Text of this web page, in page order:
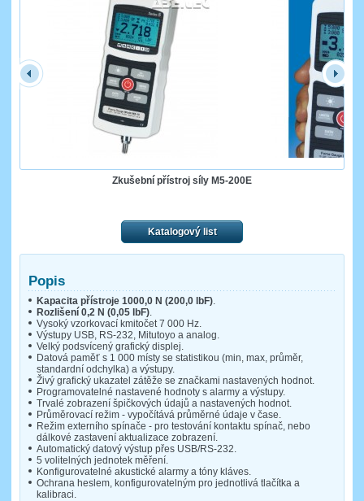
Zkušební přístroj síly M5-200E
Katalogový list
Popis
Kapacita přístroje 1000,0 N (200,0 lbF).
Rozlišení 0,2 N (0,05 lbF).
Vysoký vzorkovací kmitočet 7 000 Hz.
Výstupy USB, RS-232, Mitutoyo a analog.
Velký podsvícený grafický displej.
Datová paměť s 1 000 místy se statistikou (min, max, průměr,
standardní odchylka) a výstupy.
Živý grafický ukazatel zátěže se značkami nastavených hodnot.
Programovatelné nastavené hodnoty s alarmy a výstupy.
Trvalé zobrazení špičkových údajů a nastavených hodnot.
Průměrovací režim - vypočítává průměrné údaje v čase.
Režim externího spínače - pro testování kontaktu spínač, nebo
dálkové zastavení aktualizace zobrazení.
Automatický datový výstup přes USB/RS-232.
5 volitelných jednotek měření.
Konfigurovatelné akustické alarmy a tóny kláves.
Ochrana heslem, konfigurovatelným pro jednotlivá tlačítka a
kalibraci.